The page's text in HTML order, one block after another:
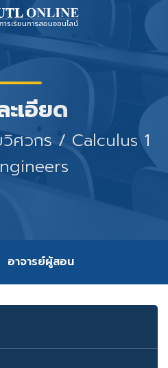
ะเอียด
ศวกร / Calculus 1
อาจารย์ผู้สอน